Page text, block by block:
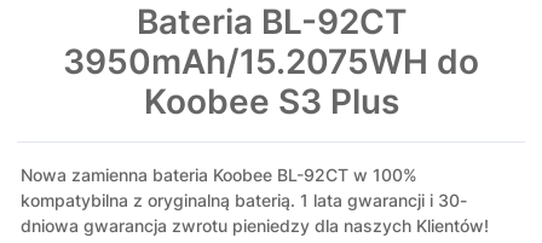
Bateria BL-92CT
3950mAh/15.2075WH do
Koobee S3 Plus
Nowa zamienna bateria Koobee BL-92CT w 100%
kompatybilna z oryginalną baterią. 1 lata gwarancji i 30-
dniowa gwarancja zwrotu pieniedzy dla naszych Klientów!